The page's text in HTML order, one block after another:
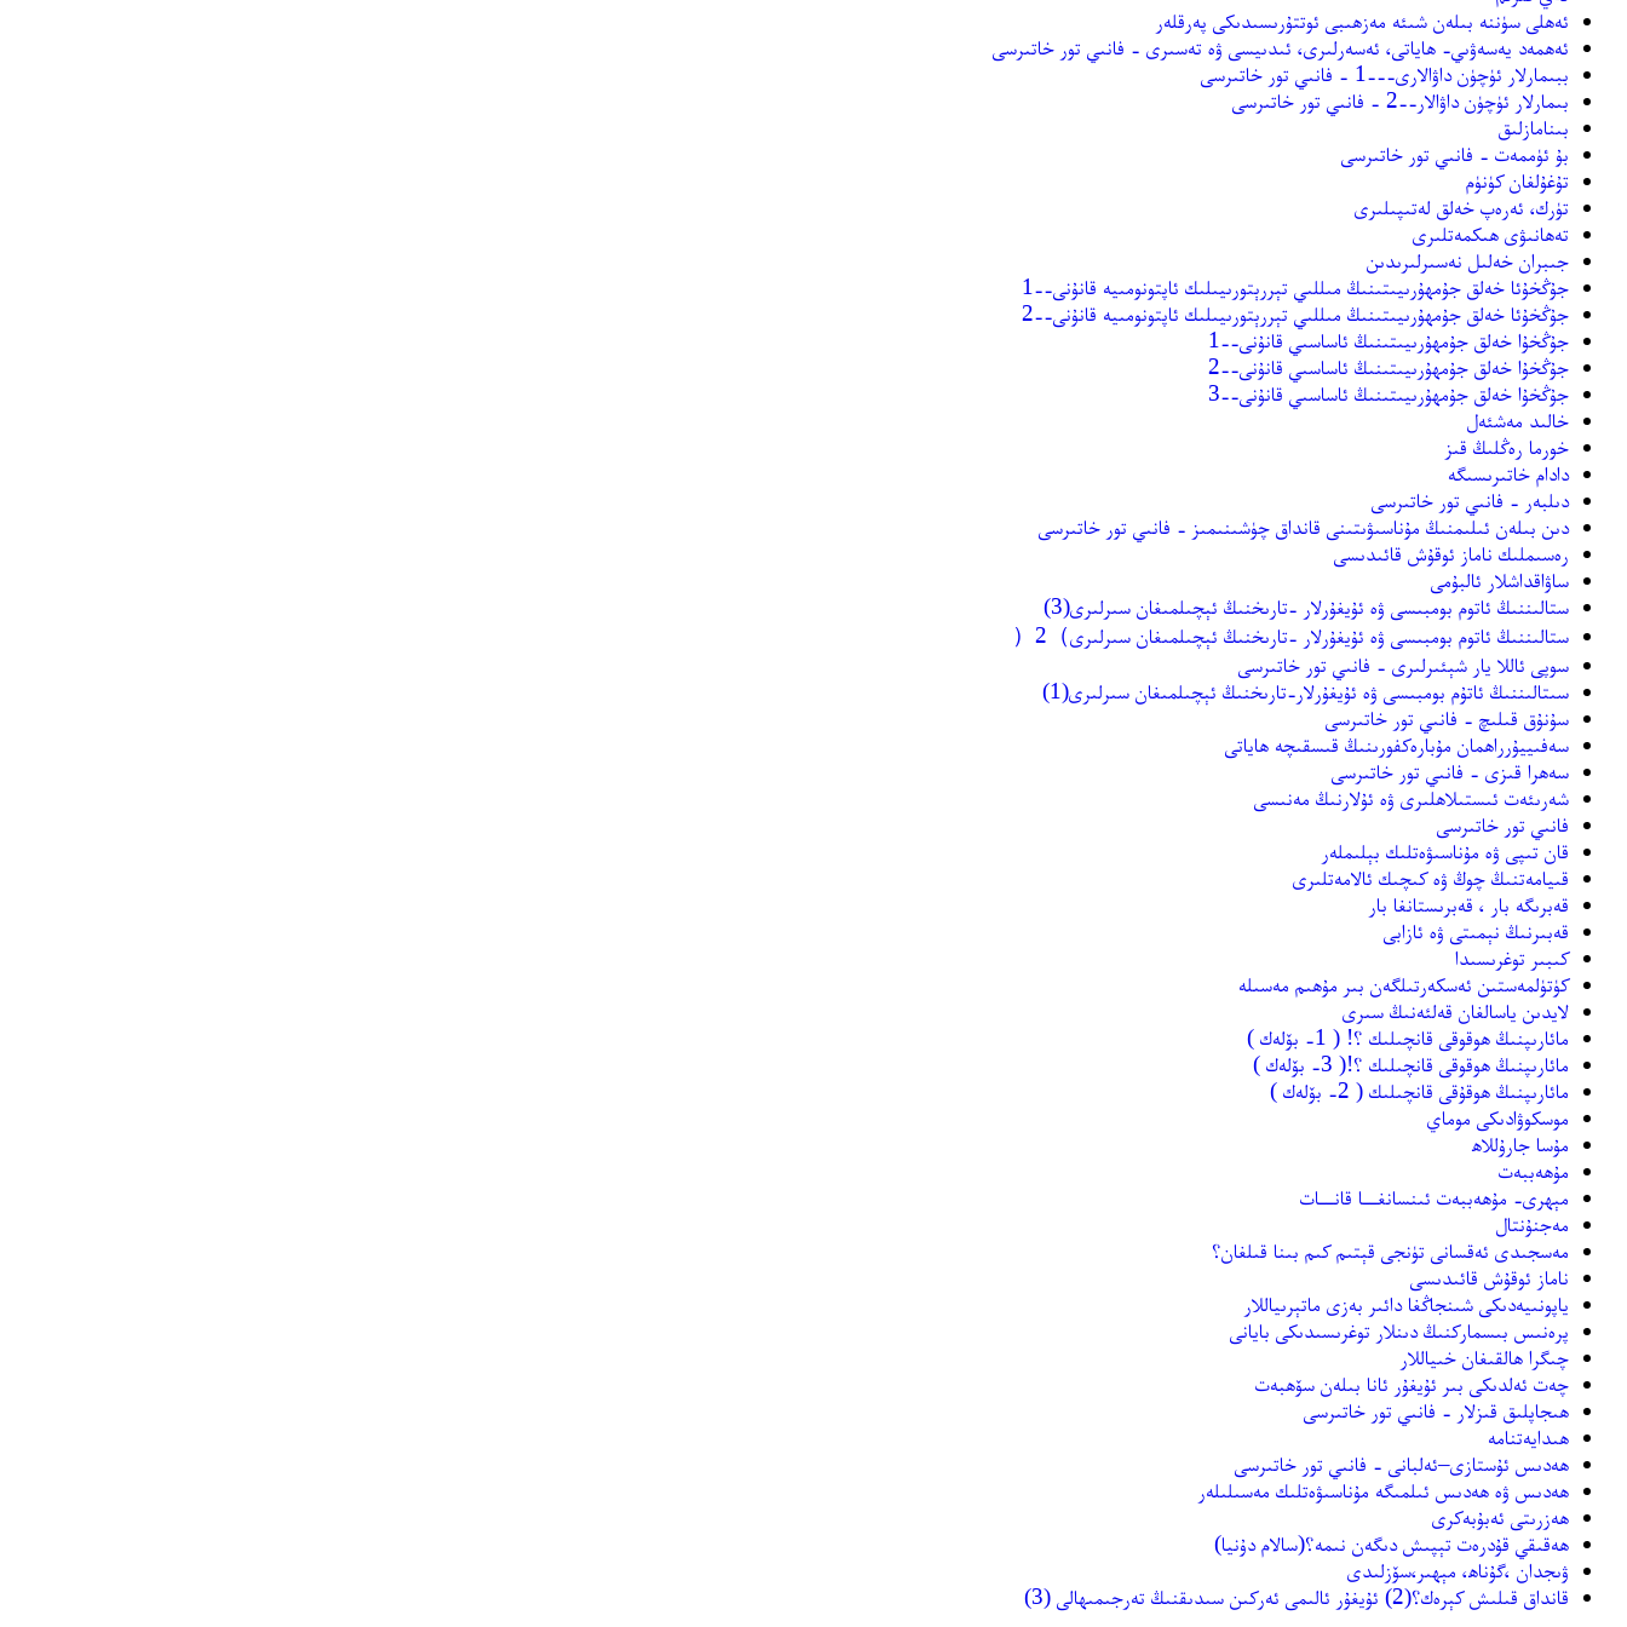
ئەھلى سۈننە بىلەن شىئە مەزھىبى ئوتتۇرىسىدىكى پەرقلەر
ئەھمەد يەسەۋىي- ھاياتى، ئەسەرلىرى، ئىدىيسى ۋە تەسىرى - فانىي تور خاتىرسى
ببىمارلار ئۈچۈن داۋالارى---1 - فانىي تور خاتىرسى
بىمارلار ئۈچۈن داۋالار--2 - فانىي تور خاتىرسى
بىنامازلىق
بۇ ئۈممەت - فانىي تور خاتىرسى
تۇغۇلغان كۈنۈم
تۈرك، ئەرەپ خەلق لەتىپىلىرى
تەھانىۋى ھىكمەتلىرى
جىبران خەلىل نەسىرلىرىدىن
جۇڭخۇئا خەلق جۇمھۇرىيىتىنىڭ مىللىي تېررېتورىيىلىك ئاپتونومىيە قانۇنى--1
جۇڭخۇئا خەلق جۇمھۇرىيىتىنىڭ مىللىي تېررېتورىيىلىك ئاپتونومىيە قانۇنى--2
جۇڭخۇا خەلق جۇمھۇرىيىتىنىڭ ئاساسىي قانۇنى--1
جۇڭخۇا خەلق جۇمھۇرىيىتىنىڭ ئاساسىي قانۇنى--2
جۇڭخۇا خەلق جۇمھۇرىيىتىنىڭ ئاساسىي قانۇنى--3
خالىد مەشئەل
خورما رەڭلىڭ قىز
دادام خاتىرىسىگە
دىلبەر - فانىي تور خاتىرسى
دىن بىلەن ئىلىمنىڭ مۇناسىۋىتىنى قانداق چۈشىنىمىز - فانىي تور خاتىرسى
رەسىملىك ناماز ئوقۇش قائىدىسى
ساۋاقداشلار ئالبۇمى
ستالىننىڭ ئاتوم بومبىسى ۋە ئۇيغۇرلار -تارىخنىڭ ئېچىلمىغان سىرلىرى(3)
ستالىننىڭ ئاتوم بومبىسى ۋە ئۇيغۇرلار -تارىخنىڭ ئېچىلمىغان سىرلىرى）2（
سوپى ئاللا يار شېئىرلىرى - فانىي تور خاتىرسى
سىتالىننىڭ ئاتۇم بومبىسى ۋە ئۇيغۇرلار-تارىخنىڭ ئېچىلمىغان سىرلىرى(1)
سۇنۇق قىلىچ - فانىي تور خاتىرسى
سەفىييۇرراھمان مۇبارەكفورىنىڭ قىسقىچە ھاياتى
سەھرا قىزى - فانىي تور خاتىرسى
شەرىئەت ئىستىلاھلىرى ۋە ئۇلارنىڭ مەنىسى
فانىي تور خاتىرسى
قان تىپى ۋە مۇناسىۋەتلىك بېلىملەر
قىيامەتنىڭ چوڭ ۋە كىچىك ئالامەتلىرى
قەبرىگە بار ، قەبرىستانغا بار
قەبىرنىڭ نېمىتى ۋە ئازابى
كىبىر توغرىسىدا
كۈتۈلمەستىن ئەسكەرتىلگەن بىر مۇھىم مەسىلە
لايدىن ياسالغان قەلئەنىڭ سىرى
مائارىپنىڭ ھوقوقى قانچىلىك ؟! ( 1- بۆلەك )
مائارىپنىڭ ھوقوقى قانچىلىك ؟!( 3- بۆلەك )
مائارىپنىڭ ھوقۇقى قانچىلىك ( 2- بۆلەك )
موسكوۋادىكى موماي
مۇسا جارۇللاھ
مۇھەببەت
مېھرى- مۇھەببەت ئىنسانغــا قانــات
مەجنۇنتال
مەسجىدى ئەقسانى تۈنجى قېتىم كىم بىنا قىلغان؟
ناماز ئوقۇش قائىدىسى
ياپونىيەدىكى شىنجاڭغا دائىر بەزى ماتېرىياللار
پرەنىس بىسماركنىڭ دىنلار توغرىسىدىكى بايانى
چىگرا ھالقىغان خىياللار
چەت ئەلدىكى بىر ئۇيغۇر ئانا بىلەن سۆھبەت
ھىجاپلىق قىزلار - فانىي تور خاتىرسى
ھىدايەتنامە
ھەدىس ئۇستازى–ئەلبانى - فانىي تور خاتىرسى
ھەدىس ۋە ھەدىس ئىلمىگە مۇناسىۋەتلىك مەسىلىلەر
ھەزرىتى ئەبۇبەكرى
ھەقىقي قۇدرەت تېپىش دىگەن نىمە؟(سالام دۇنيا)
ۋىجدان ،گۇناھ، مېھىر،سۆزلىدى
ﻗﺎﻧﺪﺍﻕ ﻗﯩﻠﯩﺶ ﻛﯧﺮﻩﻙ؟(2) ئۇيغۇر ئالىمى ئەركىن سىدىقنىڭ تەرجىمىھالى (3)